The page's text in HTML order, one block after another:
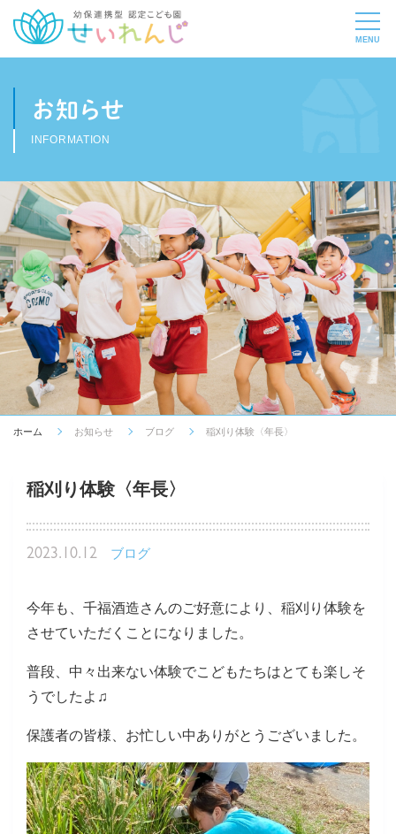
お知らせ
INFORMATION
ホーム お知らせ ブログ 稲刈り体験〈年長〉
稲刈り体験〈年長〉
2023.10.12 ブログ
今年も、千福酒造さんのご好意により、稲刈り体験を
させていただくことになりました。
普段、中々出来ない体験でこどもたちはとても楽しそ
うでしたよ♫
保護者の皆様、お忙しい中ありがとうございました。